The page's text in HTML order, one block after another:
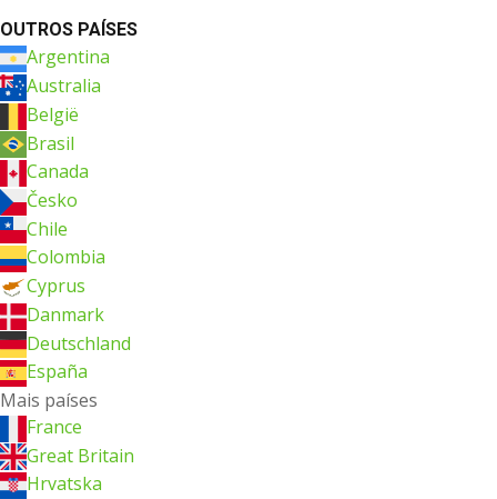
OUTROS PAÍSES
Argentina
Australia
België
Brasil
Canada
Česko
Chile
Colombia
Cyprus
Danmark
Deutschland
España
Mais países
France
Great Britain
Hrvatska